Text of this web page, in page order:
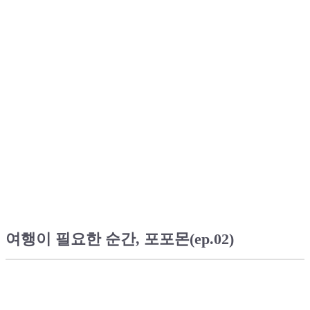
여행이 필요한 순간, 포포몬(ep.02)